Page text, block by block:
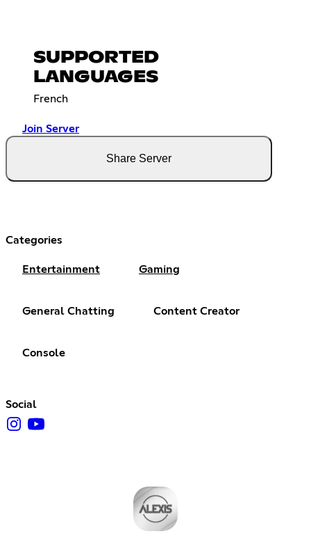
SUPPORTED
LANGUAGES
French
Join Server
Share Server
Categories
Entertainment Gaming
General Chatting Content Creator
Console
Social